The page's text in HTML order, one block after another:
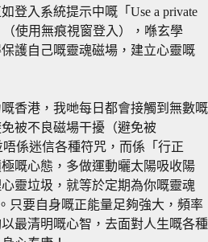
登入系統提示中嘅「Use a private
（使用無痕視窗登入），喺玄學
護自己嘅靈魂磁場，建立心靈嘅
香港，我哋每日都會接觸到無數嘅
被不良磁場干擾（避免被
係迷信各種符咒，而係「行正
嘅心態，多做運動曬太陽吸收陽
靈垃圾，就等於定期為你嘅靈魂
只要自身嘅正能量足夠強大，頻率
最清明嘅心智，去面對人生嘅各種